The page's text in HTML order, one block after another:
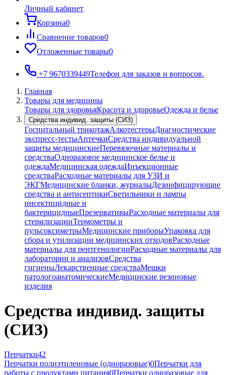
Личный кабинет
Корзина0
Сравнение товаров0
Отложенные товары0
+7 9670339449Телефон для заказов и вопросов.
Главная
Товары для медицины
Товары для здоровьяКрасота и здоровьеОдежда и белье
Средства индивид. защиты (СИЗ)
Госпитальный трикотажАлкотестерыДиагностические
экспресс-тестыАптечкиСредства индивидуальной
защиты медицинскиеПеревязочные материалы и
средстваОдноразовое медицинское белье и
одеждаМедицинская одеждаИнъекционные
средстваРасходные материалы для УЗИ и
ЭКГМедицинские бланки, журналыДезинфицирующие
средства и антисептикиСветильники и лампы
инсектицидные и
бактерицидныеПрезервативыРасходные материалы для
стерилизацииТермометры и
пульсоксиметрыМедицинские приборыУпаковка для
сбора и утилизации медицинских отходовРасходные
материалы для рентгенологииРасходные материалы для
лаборатории и анализовСредства
гигиеныЛекарственные средстваМешки
патологоанатомическиеМедицинские резиновые
изделия
Средства индивид. защиты
(СИЗ)
Перчатки42
Перчатки полиэтиленовые (одноразовые)0Перчатки для
работы с продуктами питания0Перчатки одноразовые для